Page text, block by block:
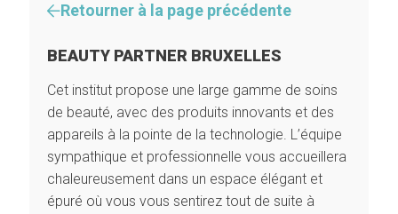
Retourner à la page précédente
BEAUTY PARTNER BRUXELLES
Cet institut propose une large gamme de soins
de beauté, avec des produits innovants et des
appareils à la pointe de la technologie. L’équipe
sympathique et professionnelle vous accueillera
chaleureusement dans un espace élégant et
épuré où vous vous sentirez tout de suite à